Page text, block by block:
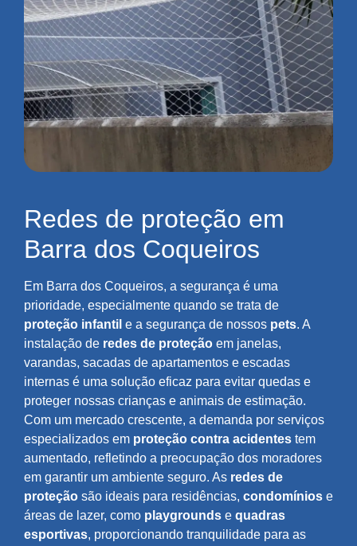
Redes de proteção em
Barra dos Coqueiros
Em Barra dos Coqueiros, a segurança é uma
prioridade, especialmente quando se trata de
proteção infantil e a segurança de nossos pets. A
instalação de redes de proteção em janelas,
varandas, sacadas de apartamentos e escadas
internas é uma solução eficaz para evitar quedas e
proteger nossas crianças e animais de estimação.
Com um mercado crescente, a demanda por serviços
especializados em proteção contra acidentes tem
aumentado, refletindo a preocupação dos moradores
em garantir um ambiente seguro. As redes de
proteção são ideais para residências, condomínios e
áreas de lazer, como playgrounds e quadras
esportivas, proporcionando tranquilidade para as